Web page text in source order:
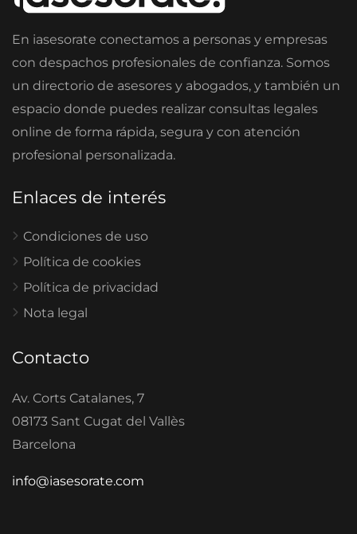
En iasesorate conectamos a personas y empresas
con despachos profesionales de confianza. Somos
un directorio de asesores y abogados, y también un
espacio donde puedes realizar consultas legales
online de forma rápida, segura y con atención
profesional personalizada.
Enlaces de interés
Condiciones de uso
Política de cookies
Política de privacidad
Nota legal
Contacto
Av. Corts Catalanes, 7
08173 Sant Cugat del Vallès
Barcelona
info@iasesorate.com